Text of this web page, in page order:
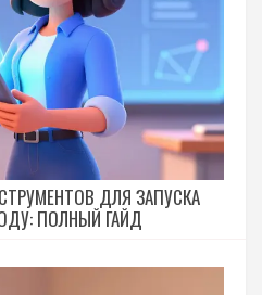
ДЛЯ ЗАПУСКА
ПОЛНЫЙ ГАЙД